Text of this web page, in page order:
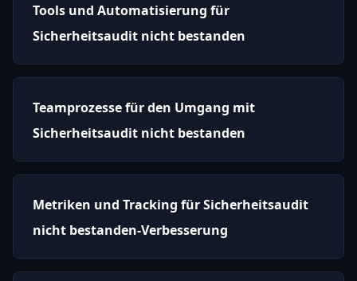
Tools und Automatisierung für
Sicherheitsaudit nicht bestanden
Teamprozesse für den Umgang mit
Sicherheitsaudit nicht bestanden
Metriken und Tracking für Sicherheitsaudit
nicht bestanden-Verbesserung